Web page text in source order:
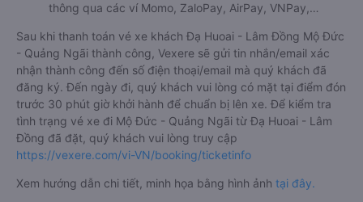
thông qua các ví Momo, ZaloPay, AirPay, VNPay,…
Sau khi thanh toán vé xe khách Đạ Huoai - Lâm Đồng Mộ Đức
- Quảng Ngãi thành công, Vexere sẽ gửi tin nhắn/email xác
nhận thành công đến số điện thoại/email mà quý khách đã
đăng ký. Đến ngày đi, quý khách vui lòng có mặt tại điểm đón
trước 30 phút giờ khởi hành để chuẩn bị lên xe. Để kiểm tra
tình trạng vé xe đi Mộ Đức - Quảng Ngãi từ Đạ Huoai - Lâm
Đồng đã đặt, quý khách vui lòng truy cập
https://vexere.com/vi-VN/booking/ticketinfo
Xem hướng dẫn chi tiết, minh họa bằng hình ảnh tại đây.